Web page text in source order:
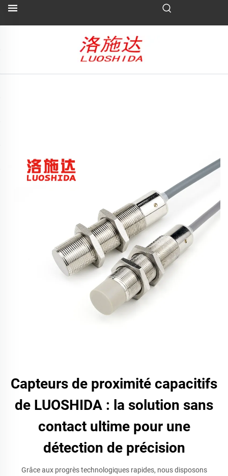
Capteurs de proximité capacitifs
de LUOSHIDA : la solution sans
contact ultime pour une
détection de précision
Grâce aux progrès technologiques rapides, nous disposons